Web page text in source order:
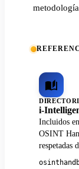
i-
Incluidos
OSINT
respetadas